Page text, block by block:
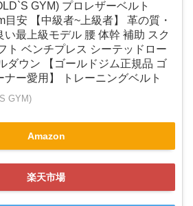
GYM) プロレザーベルト
目安 【中級者~上級者】 革の質・
い最上級モデル 腰 体幹 補助 スク
ト ベンチプレス シーテッドロー
ダウン 【ゴールドジム正規品 ゴ
ナー愛用】 トレーニングベルト
GYM)
Amazon
楽天市場